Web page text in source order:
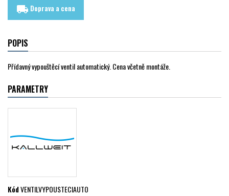
local_shipping Doprava a cena
POPIS
Přídavný vypouštěcí ventil automatický. Cena včetně montáže.
PARAMETRY
KódVENTILVYPOUSTECIAUTO